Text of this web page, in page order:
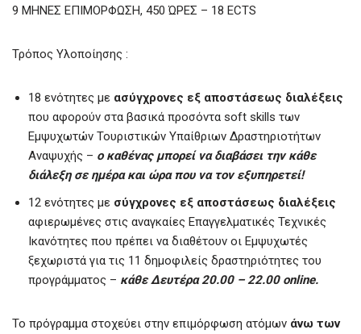
9 ΜΗΝΕΣ ΕΠΙΜΟΡΦΩΣΗ, 450 ΏΡΕΣ – 18 ECTS
Τρόπος Υλοποίησης :
18 ενότητες με ασύγχρονες εξ αποστάσεως διαλέξεις
που αφορούν στα βασικά προσόντα soft skills των
Εμψυχωτών Τουριστικών Υπαίθριων Δραστηριοτήτων
Αναψυχής – ο καθένας μπορεί να διαβάσει την κάθε
διάλεξη σε ημέρα και ώρα που να τον εξυπηρετεί!
12 ενότητες με σύγχρονες εξ αποστάσεως διαλέξεις
αφιερωμένες στις αναγκαίες Επαγγελματικές Τεχνικές
Ικανότητες που πρέπει να διαθέτουν οι Εμψυχωτές
ξεχωριστά για τις 11 δημοφιλείς δραστηριότητες του
προγράμματος – κάθε Δευτέρα 20.00 – 22.00 online.
Το πρόγραμμα στοχεύει στην επιμόρφωση ατόμων άνω των